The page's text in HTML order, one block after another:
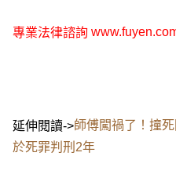
專業法律諮詢
延伸閱讀->師傅闖禍了！撞
於死罪判刑2年